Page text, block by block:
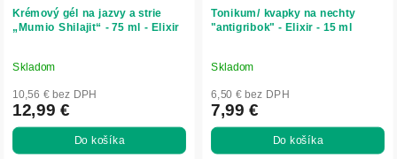
Krémový gél na jazvy a strie
„Mumio Shilajit“ - 75 ml - Elixir
Priemerné
hodnotenie
produktu
je
5,0
Skladom
10,56 € bez DPH
12,99 €
Do košíka
Tonikum/ kvapky na nechty
"antigribok" - Elixir - 15 ml
Priemerné
hodnotenie
produktu
je
5,0
Skladom
6,50 € bez DPH
7,99 €
Do košíka